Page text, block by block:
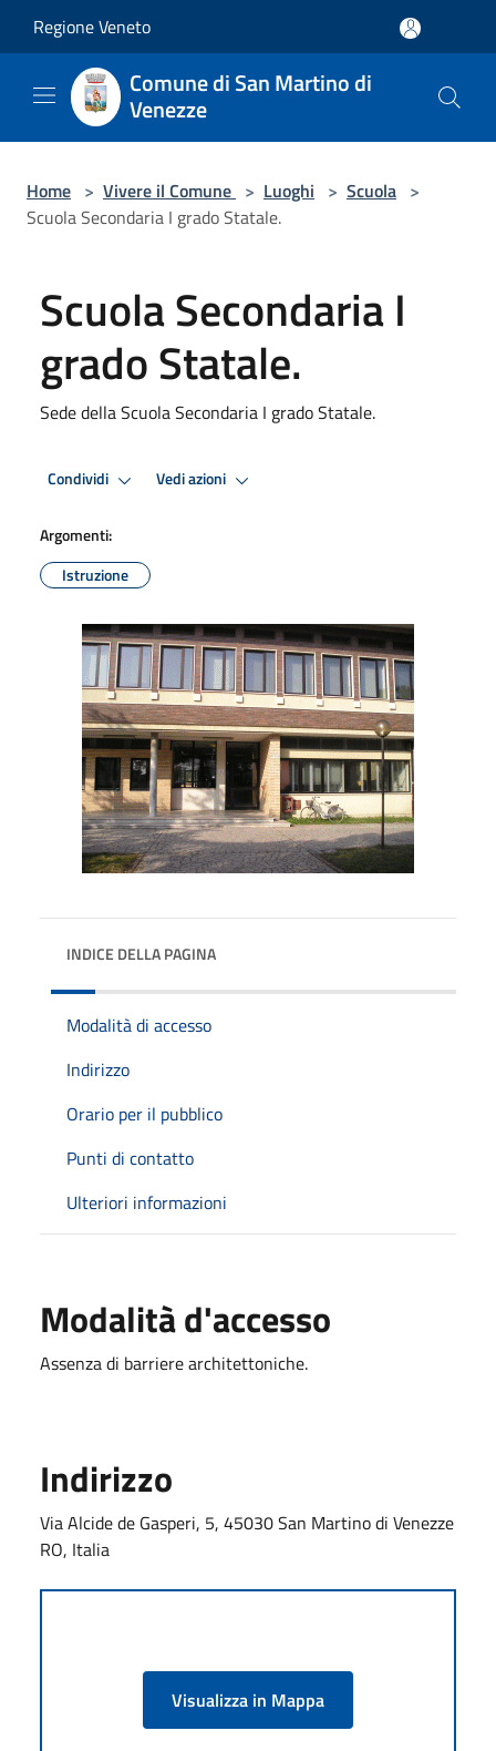
Regione Veneto
Comune di San Martino di
Venezze
Home > Vivere il Comune > Luoghi > Scuola >
Scuola Secondaria I grado Statale.
Scuola Secondaria I
grado Statale.
Sede della Scuola Secondaria I grado Statale.
Condividi Vedi azioni
Argomenti:
Istruzione
INDICE DELLA PAGINA
Modalità di accesso
Indirizzo
Orario per il pubblico
Punti di contatto
Ulteriori informazioni
Modalità d'accesso
Assenza di barriere architettoniche.
Indirizzo
Via Alcide de Gasperi, 5, 45030 San Martino di Venezze
RO, Italia
Visualizza in Mappa